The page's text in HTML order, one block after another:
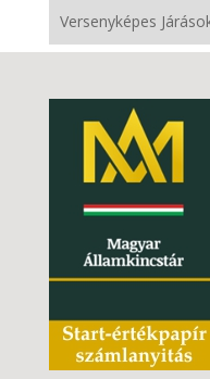
Versenyképes